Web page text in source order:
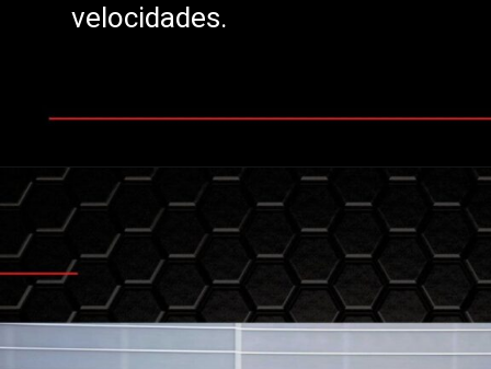
velocidades.